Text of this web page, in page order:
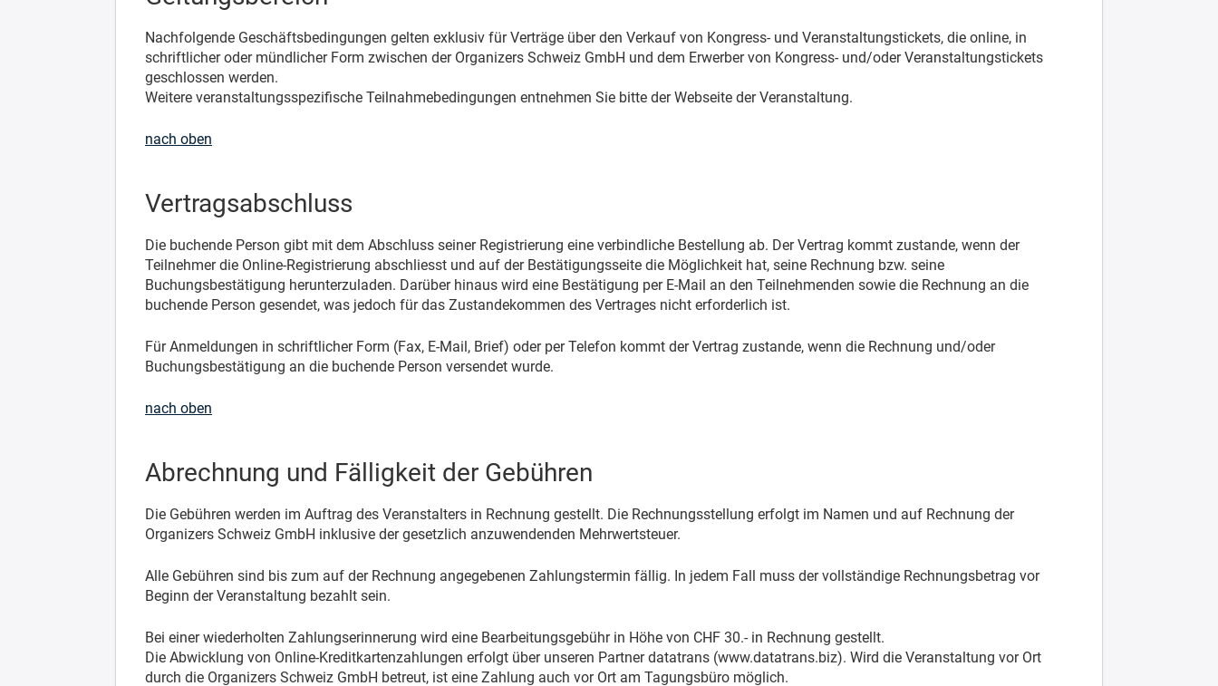
Nachfolgende Geschäftsbedingungen gelten exklusiv für Verträge über den Verkauf von Kongress- und Veranstaltungstickets, die online, in
schriftlicher oder mündlicher Form zwischen der Organizers Schweiz GmbH und dem Erwerber von Kongress- und/oder Veranstaltungstickets
geschlossen werden.
Weitere veranstaltungsspezifische Teilnahmebedingungen entnehmen Sie bitte der Webseite der Veranstaltung.
nach oben
Vertragsabschluss
Die buchende Person gibt mit dem Abschluss seiner Registrierung eine verbindliche Bestellung ab. Der Vertrag kommt zustande, wenn der
Teilnehmer die Online-Registrierung abschliesst und auf der Bestätigungsseite die Möglichkeit hat, seine Rechnung bzw. seine
Buchungsbestätigung herunterzuladen. Darüber hinaus wird eine Bestätigung per E-Mail an den Teilnehmenden sowie die Rechnung an die
buchende Person gesendet, was jedoch für das Zustandekommen des Vertrages nicht erforderlich ist.
Für Anmeldungen in schriftlicher Form (Fax, E-Mail, Brief) oder per Telefon kommt der Vertrag zustande, wenn die Rechnung und/oder
Buchungsbestätigung an die buchende Person versendet wurde.
nach oben
Abrechnung und Fälligkeit der Gebühren
Die Gebühren werden im Auftrag des Veranstalters in Rechnung gestellt. Die Rechnungsstellung erfolgt im Namen und auf Rechnung der
Organizers Schweiz GmbH inklusive der gesetzlich anzuwendenden Mehrwertsteuer.
Alle Gebühren sind bis zum auf der Rechnung angegebenen Zahlungstermin fällig. In jedem Fall muss der vollständige Rechnungsbetrag vor
Beginn der Veranstaltung bezahlt sein.
Bei einer wiederholten Zahlungserinnerung wird eine Bearbeitungsgebühr in Höhe von CHF 30.- in Rechnung gestellt.
Die Abwicklung von Online-Kreditkartenzahlungen erfolgt über unseren Partner datatrans (www.datatrans.biz). Wird die Veranstaltung vor Ort
durch die Organizers Schweiz GmbH betreut, ist eine Zahlung auch vor Ort am Tagungsbüro möglich.